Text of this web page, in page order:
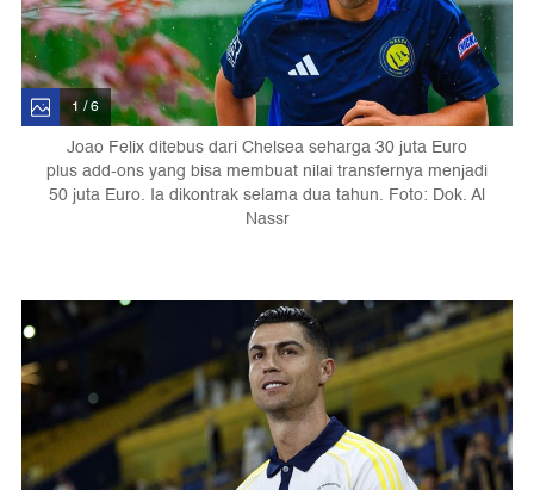
1 / 6
Joao Felix ditebus dari Chelsea seharga 30 juta Euro
plus add-ons yang bisa membuat nilai transfernya menjadi
50 juta Euro. Ia dikontrak selama dua tahun. Foto: Dok. Al
Nassr